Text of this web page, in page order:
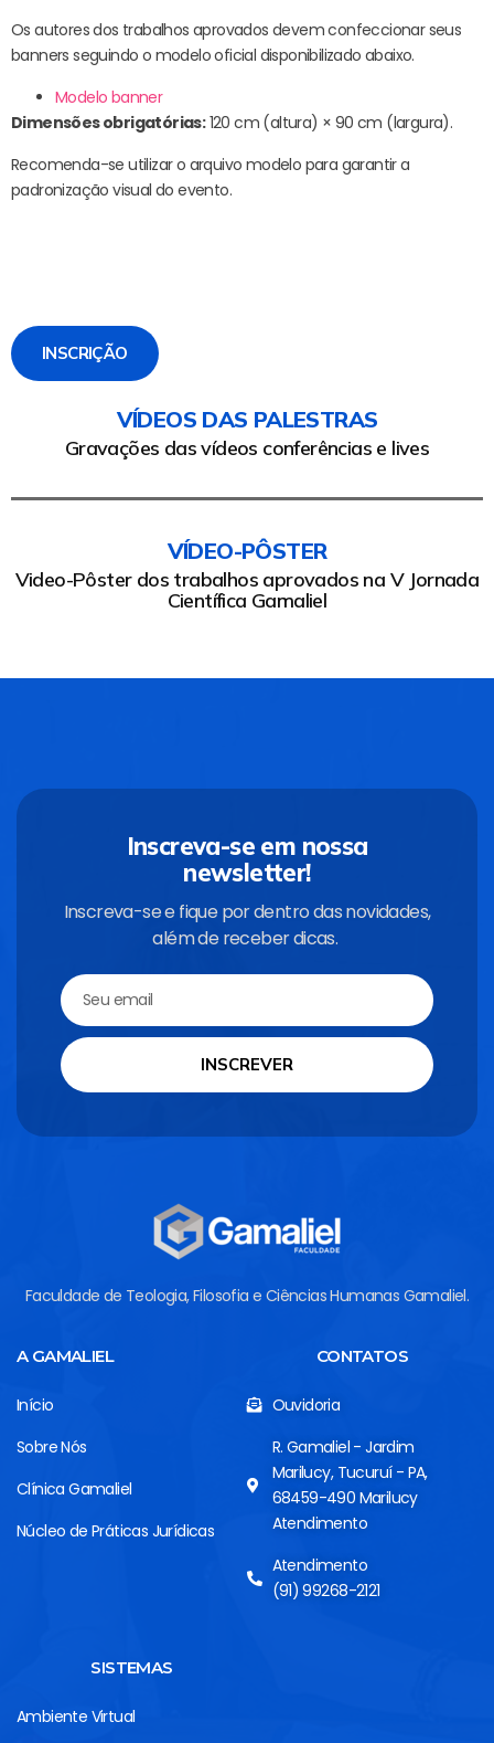
Os autores dos trabalhos aprovados devem confeccionar seus
banners seguindo o modelo oficial disponibilizado abaixo.
Modelo banner
Dimensões obrigatórias:120 cm (altura) × 90 cm (largura).
Recomenda-se utilizar o arquivo modelo para garantir a
padronização visual do evento.
INSCRIÇÃO
VÍDEOS DAS PALESTRAS
Gravações das vídeos conferências e lives
VÍDEO-PÔSTER
Video-Pôster dos trabalhos aprovados na V Jornada
Científica Gamaliel
Inscreva-se em nossa
newsletter!
Inscreva-se e fique por dentro das novidades,
além de receber dicas.
INSCREVER
Faculdade de Teologia, Filosofia e Ciências Humanas Gamaliel.
A GAMALIEL
Início
Sobre Nós
Clínica Gamaliel
Núcleo de Práticas Jurídicas
CONTATOS
Ouvidoria
R. Gamaliel - Jardim
Marilucy, Tucuruí - PA,
68459-490 Marilucy
Atendimento
Atendimento
(91) 99268-2121
SISTEMAS
Ambiente Virtual